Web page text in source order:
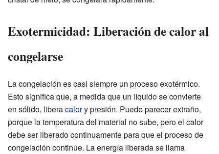
Exotermicidad: Liberación de calor al
congelarse
La congelación es casi siempre un proceso exotérmico.
Esto significa que, a medida que un líquido se convierte
en sólido, liberacalory presión. Puede parecer extraño,
porque la temperatura del material no sube, pero el calor
debe ser liberado continuamente para que el proceso de
congelación continúe. La energía liberada se llama